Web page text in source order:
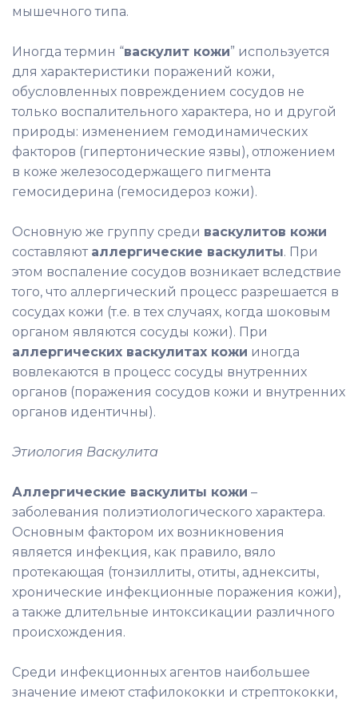
мышечного типа.
Иногда термин “васкулит кожи” используется
для характеристики поражений кожи,
обусловленных повреждением сосудов не
только воспалительного характера, но и другой
природы: изменением гемодинамических
факторов (гипертонические язвы), отложением
в коже железосодержащего пигмента
гемосидерина (гемосидероз кожи).
Основную же группу среди васкулитов кожи
составляют аллергические васкулиты. При
этом воспаление сосудов возникает вследствие
того, что аллергический процесс разрешается в
сосудах кожи (т.е. в тех случаях, когда шоковым
органом являются сосуды кожи). При
аллергических васкулитах кожи иногда
вовлекаются в процесс сосуды внутренних
органов (поражения сосудов кожи и внутренних
органов идентичны).
Этиология Васкулита
Аллергические васкулиты кожи –
заболевания полиэтиологического характера.
Основным фактором их возникновения
является инфекция, как правило, вяло
протекающая (тонзиллиты, отиты, аднекситы,
хронические инфекционные поражения кожи),
а также длительные интоксикации различного
происхождения.
Среди инфекционных агентов наибольшее
значение имеют стафилококки и стрептококки,